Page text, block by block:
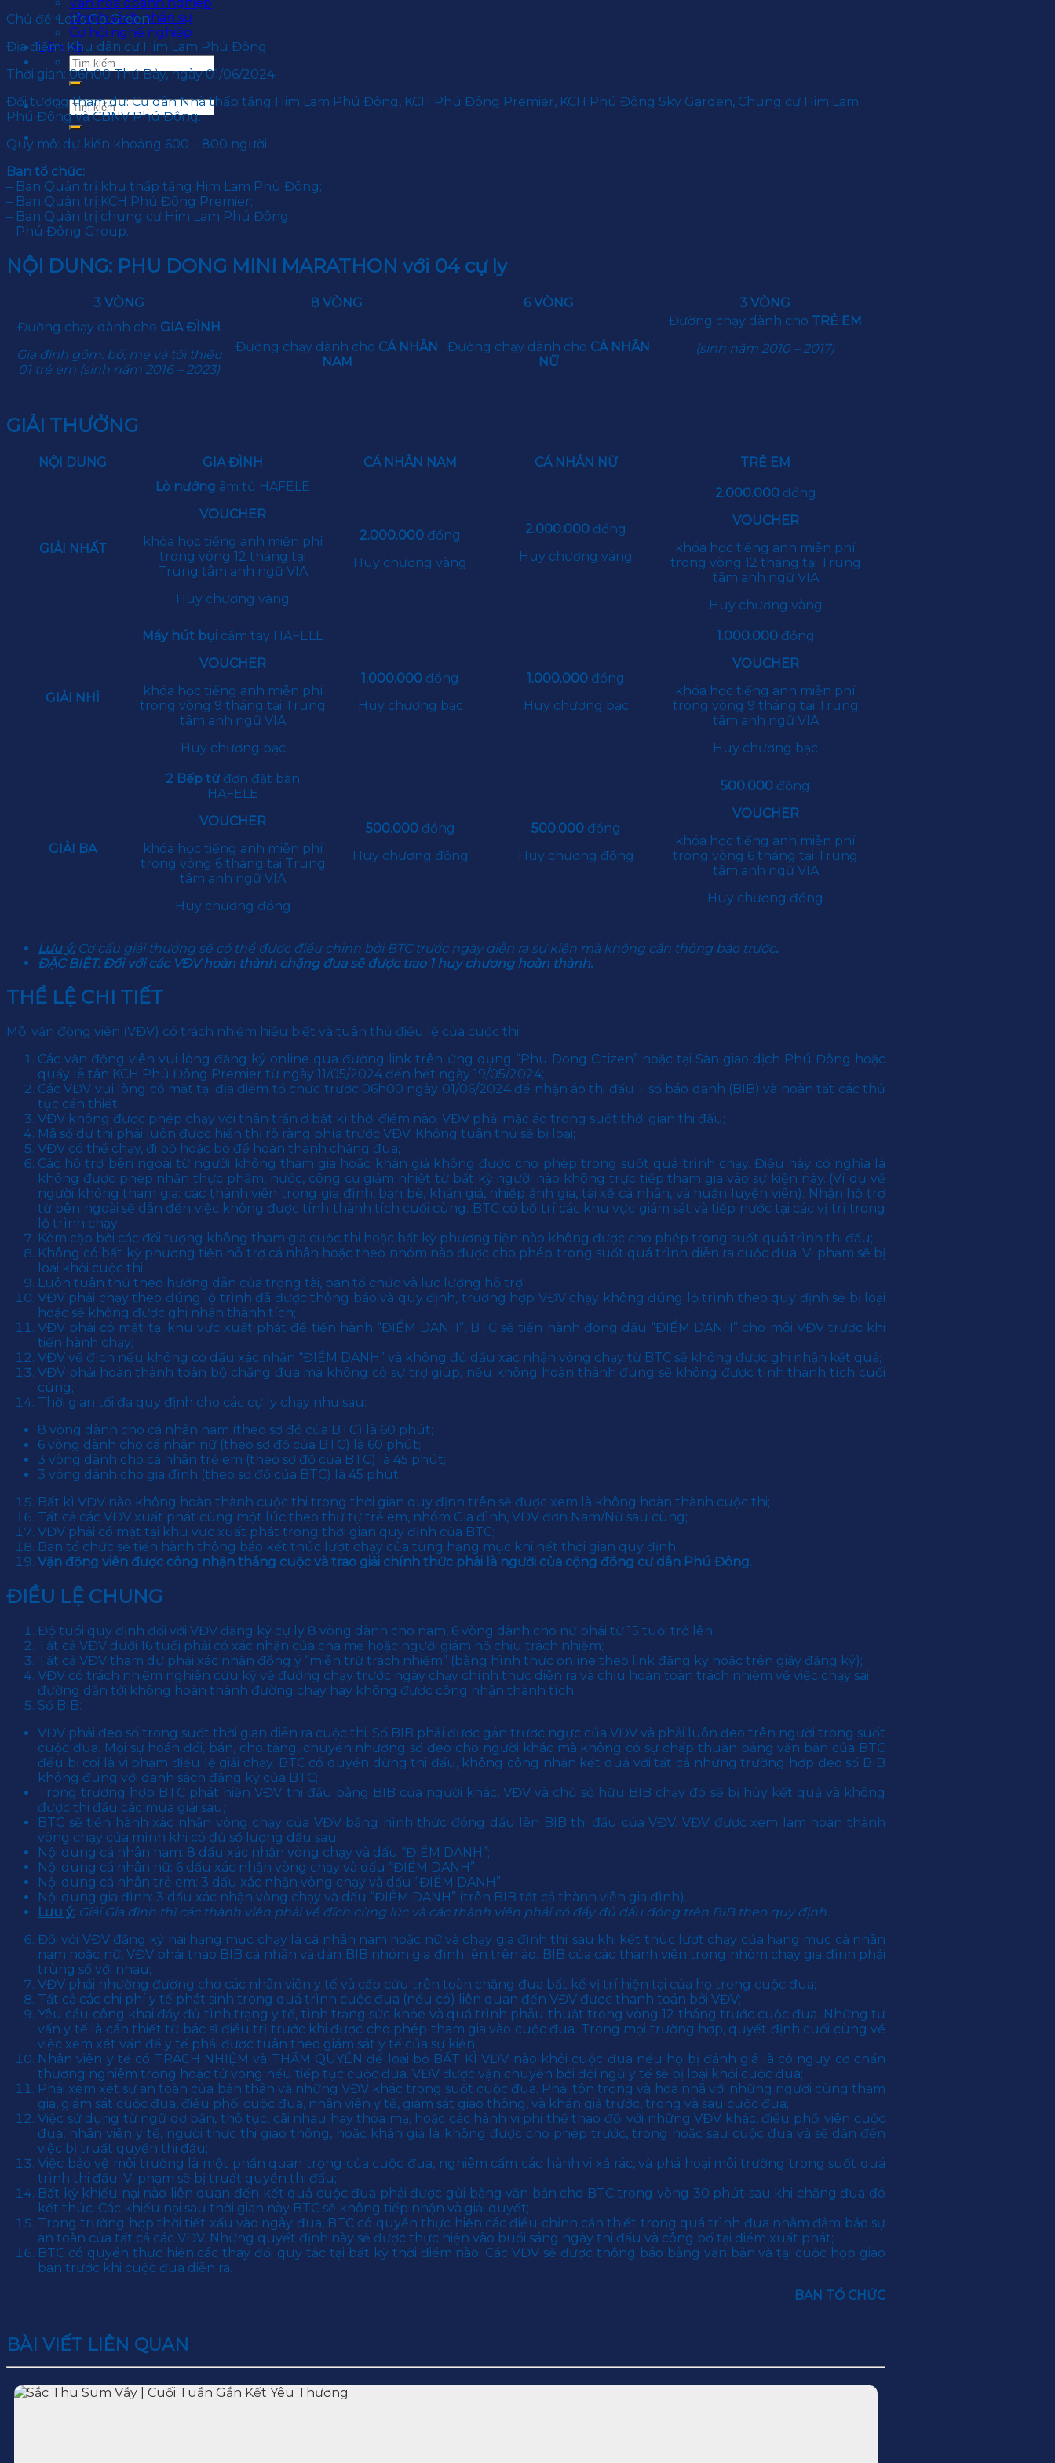
Chính sách nhân sự
Cơ hội nghề nghiệp
Liên hệ
Chủ đề: Let’s Go Green.
Địa điểm: Khu dân cư Him Lam Phú Đông.
Thời gian: 06h00 Thứ Bảy, ngày 01/06/2024.
Đối tượng tham dự: Cư dân Nhà thấp tầng Him Lam Phú Đông, KCH Phú Đông Premier, KCH Phú Đông Sky Garden, Chung cư Him Lam
Phú Đông và CBNV Phú Đông.
Quy mô: dự kiến khoảng 600 – 800 người.
Ban tổ chức:
– Ban Quản trị khu thấp tầng Him Lam Phú Đông;
– Ban Quản trị KCH Phú Đông Premier;
– Ban Quản trị chung cư Him Lam Phú Đông;
– Phú Đông Group.
NỘI DUNG: PHU DONG MINI MARATHON với 04 cự ly
3 VÒNG 8 VÒNG 6 VÒNG
3 VÒNG
Đường chạy dành cho GIA ĐÌNH
Gia đình gồm: bố, mẹ và tối thiểu
01 trẻ em (sinh năm 2016 – 2023)
Đường chạy dành cho CÁ NHÂN
NAM
Đường chạy dành cho CÁ NHÂN
NỮ
Đường chạy dành cho TRẺ EM
(sinh năm 2010 – 2017)
GIẢI THƯỞNG
NỘI DUNG GIA ĐÌNH CÁ NHÂN NAM CÁ NHÂN NỮ TRẺ EM
GIẢI NHẤT
Lò nướng âm tủ HAFELE
VOUCHER
khóa học tiếng anh miễn phí
trong vòng 12 tháng tại
Trung tâm anh ngữ VIA
Huy chương vàng
2.000.000 đồng
Huy chương vàng
2.000.000 đồng
Huy chương vàng
2.000.000đồng
VOUCHER
khóa học tiếng anh miễn phí
trong vòng 12 tháng tại Trung
tâm anh ngữ VIA
Huy chương vàng
GIẢI NHÌ
Máy hút bụicầm tay HAFELE
VOUCHER
khóa học tiếng anh miễn phí
trong vòng 9 tháng tại Trung
tâm anh ngữ VIA
Huy chương bạc
1.000.000 đồng
Huy chương bạc
1.000.000 đồng
Huy chương bạc
1.000.000đồng
VOUCHER
khóa học tiếng anh miễn phí
trong vòng 9 tháng tại Trung
tâm anh ngữ VIA
Huy chương bạc
GIẢI BA
2 Bếp từ đơn đặt bàn
HAFELE
VOUCHER
khóa học tiếng anh miễn phí
trong vòng 6 tháng tại Trung
tâm anh ngữ VIA
Huy chương đồng
500.000đồng
Huy chương đồng
500.000đồng
Huy chương đồng
500.000 đồng
VOUCHER
khóa học tiếng anh miễn phí
trong vòng 6 tháng tại Trung
tâm anh ngữ VIA
Huy chương đồng
Lưu ý: Cơ cấu giải thưởng sẽ có thể được điều chỉnh bởi BTC trước ngày diễn ra sự kiện mà không cần thông báo trước.
ĐẶC BIỆT: Đối với các VĐV hoàn thành chặng đua sẽ được trao 1 huy chương hoàn thành.
THỂ LỆ CHI TIẾT
Mỗi vận động viên (VĐV) có trách nhiệm hiểu biết và tuân thủ điều lệ của cuộc thi:
Các vận động viên vui lòng đăng ký online qua đường link trên ứng dụng “Phu Dong Citizen” hoặc tại Sàn giao dịch Phú Đông hoặc
quầy lễ tân KCH Phú Đông Premier từ ngày 11/05/2024 đến hết ngày 19/05/2024;
Các VĐV vui lòng có mặt tại địa điểm tổ chức trước 06h00 ngày 01/06/2024 để nhận áo thi đấu + số báo danh (BIB) và hoàn tất các thủ
tục cần thiết;
VĐV không được phép chạy với thân trần ở bất kì thời điểm nào. VĐV phải mặc áo trong suốt thời gian thi đấu;
Mã số dự thi phải luôn được hiển thị rõ ràng phía trước VĐV. Không tuân thủ sẽ bị loại;
VĐV có thể chạy, đi bộ hoặc bò để hoàn thành chặng đua;
Các hỗ trợ bên ngoài từ người không tham gia hoặc khán giả không được cho phép trong suốt quá trình chạy. Điều này có nghĩa là
không được phép nhận thực phẩm, nước, công cụ giảm nhiệt từ bất kỳ người nào không trực tiếp tham gia vào sự kiện này. (Ví dụ về
người không tham gia: các thành viên trong gia đình, bạn bè, khán giả, nhiếp ảnh gia, tài xế cá nhân, và huấn luyện viên). Nhận hỗ trợ
từ bên ngoài sẽ dẫn đến việc không được tính thành tích cuối cùng. BTC có bố trí các khu vực giám sát và tiếp nước tại các vị trí trong
lộ trình chạy;
Kèm cặp bởi các đối tượng không tham gia cuộc thi hoặc bất kỳ phương tiện nào không được cho phép trong suốt quá trình thi đấu;
Không có bất kỳ phương tiện hỗ trợ cá nhân hoặc theo nhóm nào được cho phép trong suốt quá trình diễn ra cuộc đua. Vi phạm sẽ bị
loại khỏi cuộc thi;
Luôn tuân thủ theo hướng dẫn của trọng tài, ban tổ chức và lực lượng hỗ trợ;
VĐV phải chạy theo đúng lộ trình đã được thông báo và quy định, trường hợp VĐV chạy không đúng lộ trình theo quy định sẽ bị loại
hoặc sẽ không được ghi nhận thành tích;
VĐV phải có mặt tại khu vực xuất phát để tiến hành “ĐIỂM DANH”, BTC sẽ tiến hành đóng dấu “ĐIỂM DANH” cho mỗi VĐV trước khi
tiến hành chạy;
VĐV về đích nếu không có dấu xác nhận “ĐIỂM DANH” và không đủ dấu xác nhận vòng chạy từ BTC sẽ không được ghi nhận kết quả;
VĐV phải hoàn thành toàn bộ chặng đua mà không có sự trợ giúp, nếu không hoàn thành đúng sẽ không được tính thành tích cuối
cùng;
Thời gian tối đa quy định cho các cự ly chạy như sau:
8 vòng dành cho cá nhân nam (theo sơ đồ của BTC) là 60 phút;
6 vòng dành cho cá nhân nữ (theo sơ đồ của BTC) là 60 phút;
3 vòng dành cho cá nhân trẻ em (theo sơ đồ của BTC) là 45 phút;
3 vòng dành cho gia đình (theo sơ đồ của BTC) là 45 phút.
Bất kì VĐV nào không hoàn thành cuộc thi trong thời gian quy định trên sẽ được xem là không hoàn thành cuộc thi;
Tất cả các VĐV xuất phát cùng một lúc theo thứ tự trẻ em, nhóm Gia đình, VĐV đơn Nam/Nữ sau cùng;
VĐV phải có mặt tại khu vực xuất phát trong thời gian quy định của BTC;
Ban tổ chức sẽ tiến hành thông báo kết thúc lượt chạy của từng hạng mục khi hết thời gian quy định;
Vận động viên được công nhận thắng cuộc và trao giải chính thức phải là người của cộng đồng cư dân Phú Đông.
ĐIỀU LỆ CHUNG
Độ tuổi quy định đối với VĐV đăng ký cự ly 8 vòng dành cho nam, 6 vòng dành cho nữ phải từ 15 tuổi trở lên;
Tất cả VĐV dưới 16 tuổi phải có xác nhận của cha mẹ hoặc người giám hộ chịu trách nhiệm;
Tất cả VĐV tham dự phải xác nhận đồng ý “miễn trừ trách nhiệm” (bằng hình thức online theo link đăng ký hoặc trên giấy đăng ký);
VĐV có trách nhiệm nghiên cứu kỹ về đường chạy trước ngày chạy chính thức diễn ra và chịu hoàn toàn trách nhiệm về việc chạy sai
đường dẫn tới không hoàn thành đường chạy hay không được công nhận thành tích;
Số BIB:
VĐV phải đeo số trong suốt thời gian diễn ra cuộc thi. Số BIB phải được gắn trước ngực của VĐV và phải luôn đeo trên người trong suốt
cuộc đua. Mọi sự hoán đổi, bán, cho tặng, chuyển nhượng số đeo cho người khác mà không có sự chấp thuận bằng văn bản của BTC
đều bị coi là vi phạm điều lệ giải chạy. BTC có quyền dừng thi đấu, không công nhận kết quả với tất cả những trường hợp đeo số BIB
không đúng với danh sách đăng ký của BTC;
Trong trường hợp BTC phát hiện VĐV thi đấu bằng BIB của người khác, VĐV và chủ sở hữu BIB chạy đó sẽ bị hủy kết quả và không
được thi đấu các mùa giải sau;
BTC sẽ tiến hành xác nhận vòng chạy của VĐV bằng hình thức đóng dấu lên BIB thi đấu của VĐV. VĐV được xem làm hoàn thành
vòng chạy của mình khi có đủ số lượng dấu sau:
Nội dung cá nhân nam: 8 dấu xác nhận vòng chạy và dấu “ĐIỂM DANH”;
Nội dung cá nhân nữ: 6 dấu xác nhận vòng chạy và dấu “ĐIỂM DANH”;
Nội dung cá nhân trẻ em: 3 dấu xác nhận vòng chạy và dấu “ĐIỂM DANH”;
Nội dung gia đình: 3 dấu xác nhận vòng chạy và dấu “ĐIỂM DANH” (trên BIB tất cả thành viên gia đình).
Lưu ý: Giải Gia đình thì các thành viên phải về đích cùng lúc và các thành viên phải có đầy đủ dấu đóng trên BIB theo quy định.
Đối với VĐV đăng ký hai hạng mục chạy là cá nhân nam hoặc nữ và chạy gia đình thì sau khi kết thúc lượt chạy của hạng mục cá nhân
nam hoặc nữ, VĐV phải tháo BIB cá nhân và dán BIB nhóm gia đình lên trên áo. BIB của các thành viên trong nhóm chạy gia đình phải
trùng số với nhau;
VĐV phải nhường đường cho các nhân viên y tế và cấp cứu trên toàn chặng đua bất kể vị trí hiện tại của họ trong cuộc đua;
Tất cả các chi phí y tế phát sinh trong quá trình cuộc đua (nếu có) liên quan đến VĐV được thanh toán bởi VĐV;
Yêu cầu công khai đầy đủ tình trạng y tế, tình trạng sức khỏe và quá trình phẫu thuật trong vòng 12 tháng trước cuộc đua. Những tư
vấn y tế là cần thiết từ bác sĩ điều trị trước khi được cho phép tham gia vào cuộc đua. Trong mọi trường hợp, quyết định cuối cùng về
việc xem xét vấn đề y tế phải được tuân theo giám sát y tế của sự kiện;
Nhân viên y tế có TRÁCH NHIỆM và THẨM QUYỀN để loại bỏ BẤT KÌ VĐV nào khỏi cuộc đua nếu họ bị đánh giá là có nguy cơ chấn
thương nghiêm trọng hoặc tử vong nếu tiếp tục cuộc đua. VĐV được vận chuyển bởi đội ngũ y tế sẽ bị loại khỏi cuộc đua;
Phải xem xét sự an toàn của bản thân và những VĐV khác trong suốt cuộc đua. Phải tôn trọng và hoà nhã với những người cùng tham
gia, giám sát cuộc đua, điều phối cuộc đua, nhân viên y tế, giám sát giao thông, và khán giả trước, trong và sau cuộc đua;
Việc sử dụng từ ngữ dơ bẩn, thô tục, cãi nhau hay thóa mạ, hoặc các hành vi phi thể thao đối với những VĐV khác, điều phối viên cuộc
đua, nhân viên y tế, người thực thi giao thông, hoặc khán giả là không được cho phép trước, trong hoặc sau cuộc đua và sẽ dẫn đến
việc bị truất quyền thi đấu;
Việc bảo vệ môi trường là một phần quan trọng của cuộc đua, nghiêm cấm các hành vi xả rác, và phá hoại môi trường trong suốt quá
trình thi đấu. Vi phạm sẽ bị truất quyền thi đấu;
Bất kỳ khiếu nại nào liên quan đến kết quả cuộc đua phải được gửi bằng văn bản cho BTC trong vòng 30 phút sau khi chặng đua đó
kết thúc. Các khiếu nại sau thời gian này BTC sẽ không tiếp nhận và giải quyết;
Trong trường hợp thời tiết xấu vào ngày đua, BTC có quyền thực hiện các điều chỉnh cần thiết trong quá trình đua nhằm đảm bảo sự
an toàn của tất cả các VĐV. Những quyết định này sẽ được thực hiện vào buổi sáng ngày thi đấu và công bố tại điểm xuất phát;
BTC có quyền thực hiện các thay đổi quy tắc tại bất kỳ thời điểm nào. Các VĐV sẽ được thông báo bằng văn bản và tại cuộc họp giao
ban trước khi cuộc đua diễn ra.
BAN TỔ CHỨC
BÀI VIẾT LIÊN QUAN